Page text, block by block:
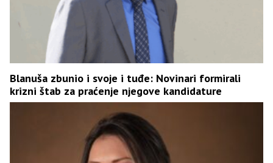
Blanuša zbunio i svoje i tuđe: Novinari formirali
krizni štab za praćenje njegove kandidature